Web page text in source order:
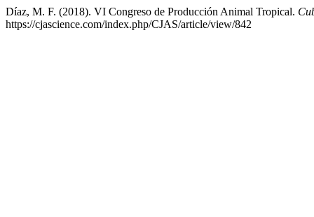
Díaz, M. F. (2018). VI Congreso de Producción Animal Tropical.
https://cjascience.com/index.php/CJAS/article/view/842